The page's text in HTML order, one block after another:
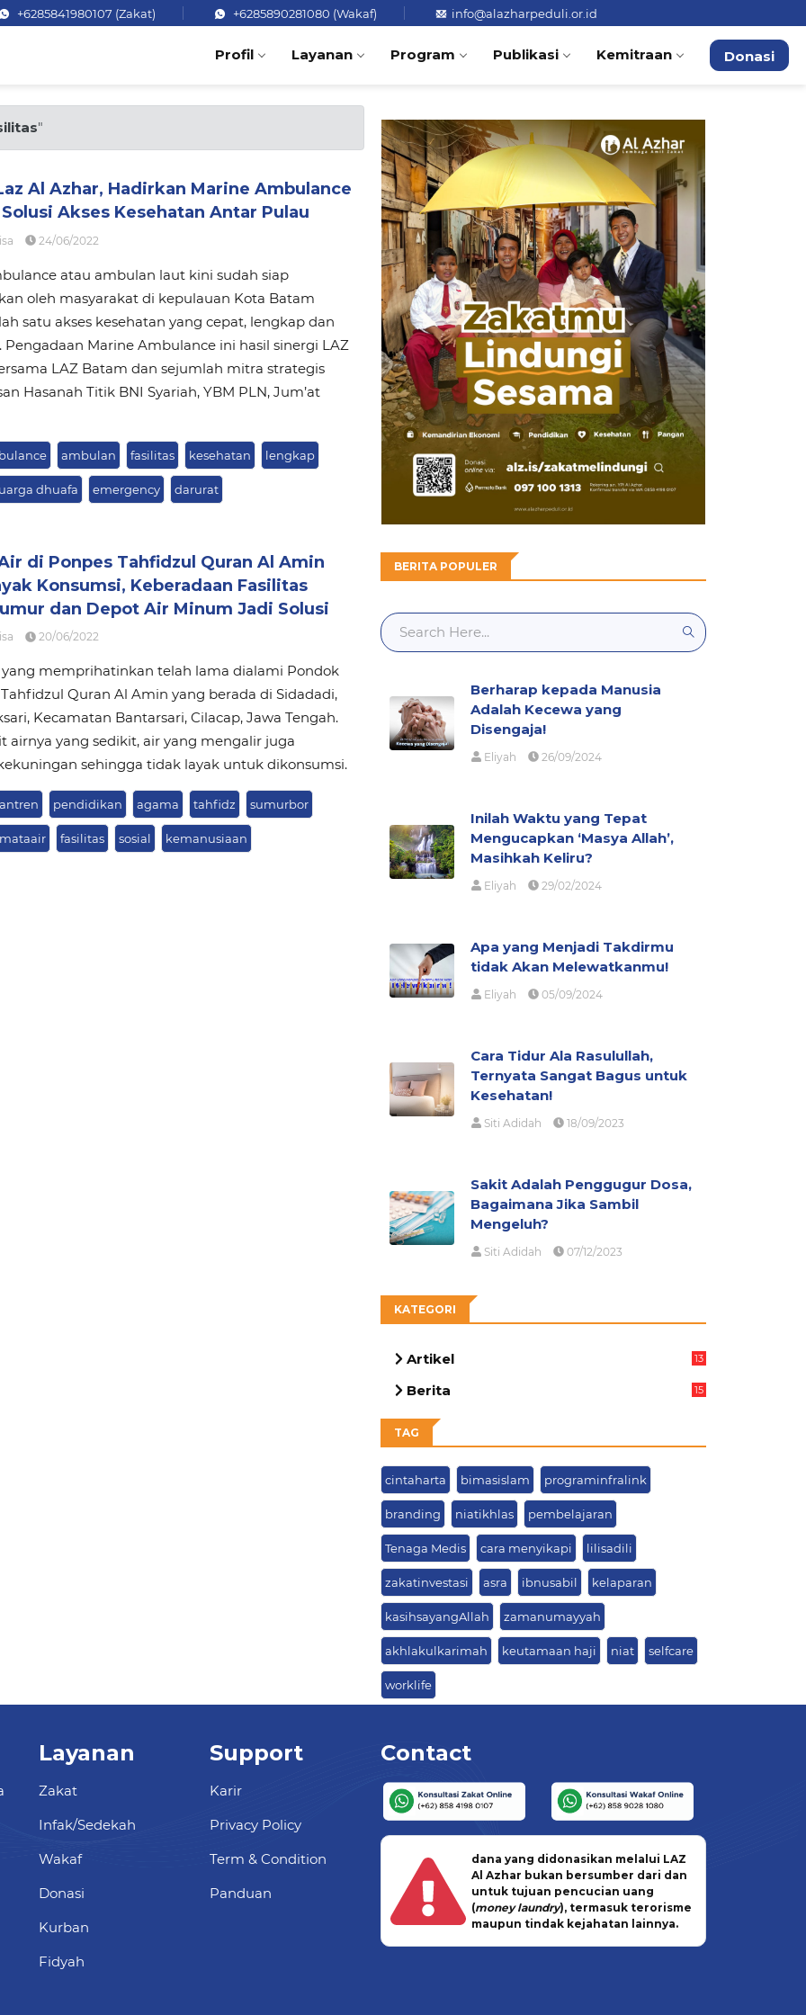
+6285841980107 (Zakat) +6285890281080 (Wakaf) info@alazharpeduli.or.id
Profil Layanan Program Publikasi Kemitraan Donasi
"
Al Azhar, Hadirkan Marine Ambulance
Akses Kesehatan Antar Pulau
24/06/2022
atau ambulan laut kini sudah siap
oleh masyarakat di kepulauan Kota Batam
satu akses kesehatan yang cepat, lengkap dan
Pengadaan Marine Ambulance ini hasil sinergi LAZ
LAZ Batam dan sejumlah mitra strategis
Hasanah Titik BNI Syariah, YBM PLN, Jum’at
ambulan fasilitas kesehatan lengkap
dhuafa emergency darurat
di Ponpes Tahfidzul Quran Al Amin
Konsumsi, Keberadaan Fasilitas
dan Depot Air Minum Jadi Solusi
20/06/2022
yang memprihatinkan telah lama dialami Pondok
Quran Al Amin yang berada di Sidadadi,
Kecamatan Bantarsari, Cilacap, Jawa Tengah.
airnya yang sedikit, air yang mengalir juga
sehingga tidak layak untuk dikonsumsi.
pendidikan agama tahfidz sumurbor
mataair fasilitas sosial kemanusiaan
BERITA POPULER
Berharap kepada Manusia
Adalah Kecewa yang
Disengaja!
Eliyah 26/09/2024
Inilah Waktu yang Tepat
Mengucapkan ‘Masya Allah’,
Masihkah Keliru?
Eliyah 29/02/2024
Apa yang Menjadi Takdirmu
tidak Akan Melewatkanmu!
Eliyah 05/09/2024
Cara Tidur Ala Rasulullah,
Ternyata Sangat Bagus untuk
Kesehatan!
Siti Adidah 18/09/2023
Sakit Adalah Penggugur Dosa,
Bagaimana Jika Sambil
Mengeluh?
Siti Adidah 07/12/2023
KATEGORI
Artikel
13
Berita
15
TAG
cintaharta bimasislam programinfralink
branding niatikhlas pembelajaran
Tenaga Medis cara menyikapi lilisadili
zakatinvestasi asra ibnusabil kelaparan
kasihsayangAllah zamanumayyah
akhlakulkarimah keutamaan haji niat selfcare
worklife
Layanan
Zakat
Infak/Sedekah
Wakaf
Donasi
Kurban
Fidyah
Support
Karir
Privacy Policy
Term & Condition
Panduan
Contact
dana yang didonasikan melalui LAZ
Al Azhar bukan bersumber dari dan
untuk tujuan pencucian uang
(money laundry), termasuk terorisme
maupun tindak kejahatan lainnya.